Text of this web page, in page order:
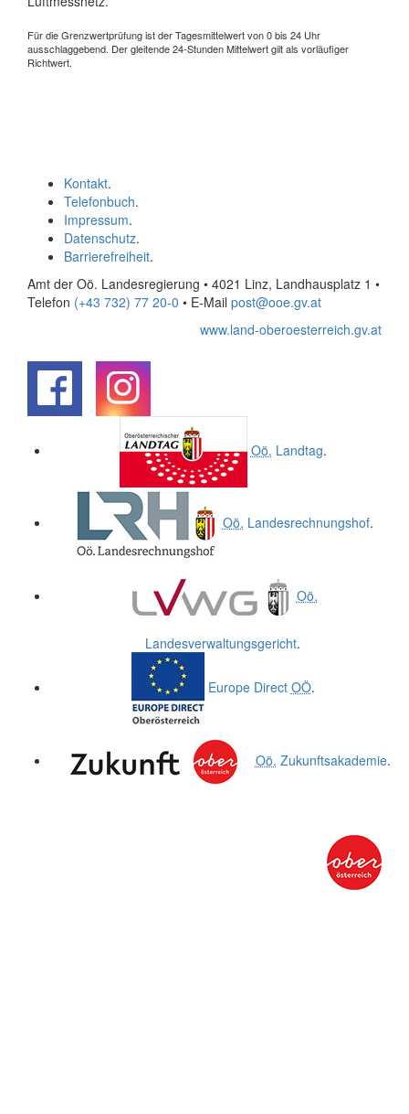
Für die Grenzwertprüfung ist der Tagesmittelwert von 0 bis 24 Uhr
ausschlaggebend. Der gleitende 24-Stunden Mittelwert gilt als vorläufiger
Richtwert.
Kontakt.
Telefonbuch.
Impressum.
Datenschutz.
Barrierefreiheit.
Amt der Oö. Landesregierung • 4021 Linz, Landhausplatz 1 •
Telefon (+43 732) 77 20-0 • E-Mail post@ooe.gv.at
www.land-oberoesterreich.gv.at
Oö. Landtag.
Oö. Landesrechnungshof.
Oö.
Landesverwaltungsgericht.
Europe Direct OÖ.
Oö. Zukunftsakademie.